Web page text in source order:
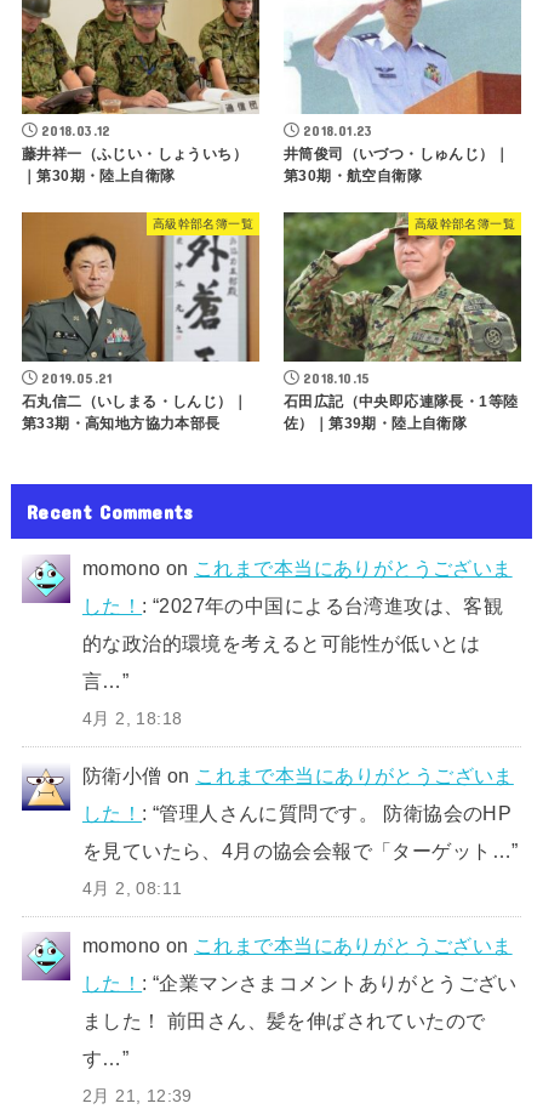
2018.03.12
藤井祥一（ふじい・しょういち）
｜第30期・陸上自衛隊
2018.01.23
井筒俊司（いづつ・しゅんじ）｜
第30期・航空自衛隊
高級幹部名簿一覧
2019.05.21
石丸信二（いしまる・しんじ）｜
第33期・高知地方協力本部長
高級幹部名簿一覧
2018.10.15
石田広記（中央即応連隊長・1等陸
佐）｜第39期・陸上自衛隊
Recent Comments
momono on これまで本当にありがとうございま
した！ : “2027年の中国による台湾進攻は、客観
的な政治的環境を考えると可能性が低いとは
言… ”
4月 2, 18:18
防衛小僧 on これまで本当にありがとうございま
した！ : “管理人さんに質問です。 防衛協会のHP
を見ていたら、4月の協会会報で「ターゲット…”
4月 2, 08:11
momono on これまで本当にありがとうございま
した！ : “企業マンさまコメントありがとうござい
ました！ 前田さん、髪を伸ばされていたので
す…”
2月 21, 12:39